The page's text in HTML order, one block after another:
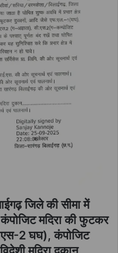
जिले की सीमा में
मदिरा की फुटकर
2 घघ), कंपोजिट